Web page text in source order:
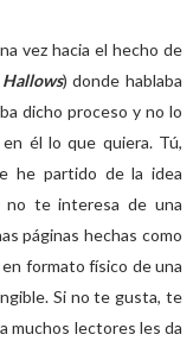
vez hacia el hecho de
) donde hablaba
dicho proceso y no lo
él lo que quiera. Tú,
he partido de la idea
no te interesa de una
páginas hechas como
formato físico de una
Si no te gusta, te
muchos lectores les da